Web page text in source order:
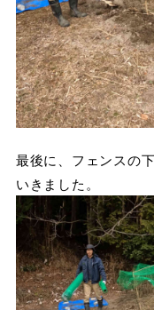
最後に、フェンスの
いきました。